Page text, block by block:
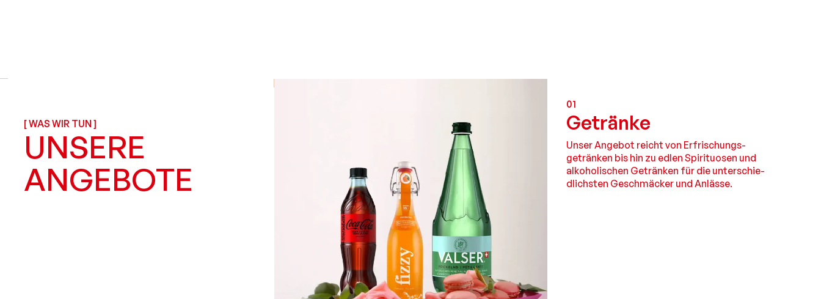
[ WAS WIR TUN ]
UNSERE
ANGEBOTE
01
Getränke
Unser Angebot reicht von Erfrischungs­
geträn­ken bis hin zu edlen Spirituo­sen und
alkohol­ischen Getränken für die unterschie­
dlichsten Geschmäcker und Anlässe.